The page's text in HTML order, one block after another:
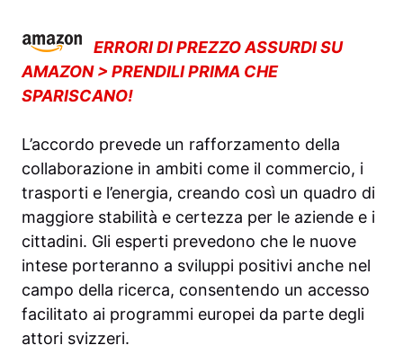
ERRORI DI PREZZO ASSURDI SU
AMAZON > PRENDILI PRIMA CHE
SPARISCANO!
L’accordo prevede un rafforzamento della
collaborazione in ambiti come il commercio, i
trasporti e l’energia, creando così un quadro di
maggiore stabilità e certezza per le aziende e i
cittadini. Gli esperti prevedono che le nuove
intese porteranno a sviluppi positivi anche nel
campo della ricerca, consentendo un accesso
facilitato ai programmi europei da parte degli
attori svizzeri.